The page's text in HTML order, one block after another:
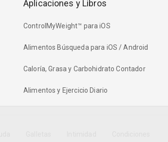
Aplicaciones y Libros
ControlMyWeight™ para iOS
Alimentos Búsqueda para iOS / Android
Caloría, Grasa y Carbohidrato Contador
Alimentos y Ejercicio Diario